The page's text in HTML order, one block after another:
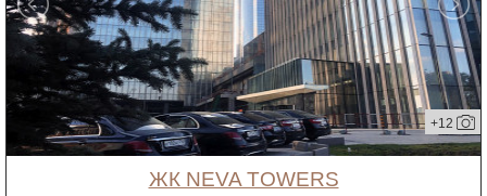
+12
ЖК NEVA TOWERS